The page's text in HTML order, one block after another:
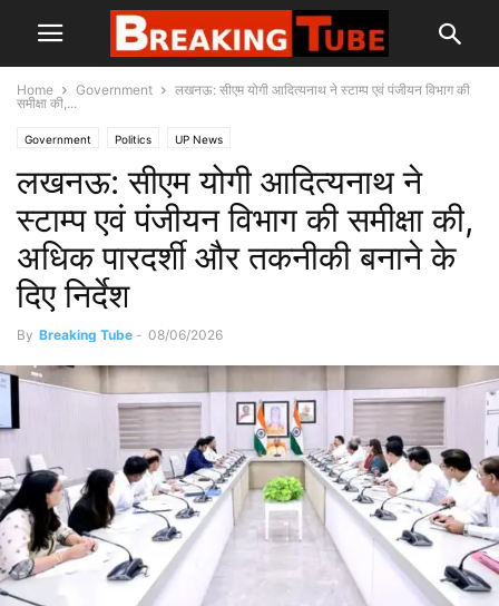
Home Government
लखनऊ: सीएम योगी आदित्यनाथ ने स्टाम्प एवं पंजीयन विभाग की
समीक्षा की,...
Government Politics UP News
लखनऊ: सीएम योगी आदित्यनाथ ने
स्टाम्प एवं पंजीयन विभाग की समीक्षा की,
अधिक पारदर्शी और तकनीकी बनाने के
दिए निर्देश
By Breaking Tube - 08/06/2026